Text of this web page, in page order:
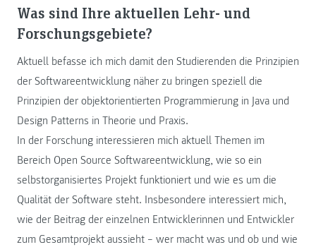
Was sind Ihre aktuellen Lehr- und
Forschungsgebiete?
Aktuell befasse ich mich damit den Studierenden die Prinzipien
der Softwareentwicklung näher zu bringen speziell die
Prinzipien der objektorientierten Programmierung in Java und
Design Patterns in Theorie und Praxis.
In der Forschung interessieren mich aktuell Themen im
Bereich Open Source Softwareentwicklung, wie so ein
selbstorganisiertes Projekt funktioniert und wie es um die
Qualität der Software steht. Insbesondere interessiert mich,
wie der Beitrag der einzelnen Entwicklerinnen und Entwickler
zum Gesamtprojekt aussieht – wer macht was und ob und wie